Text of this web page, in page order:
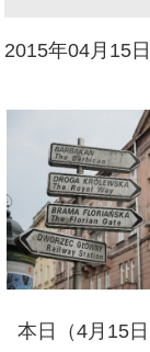
2015年04月15日
本日（4月15